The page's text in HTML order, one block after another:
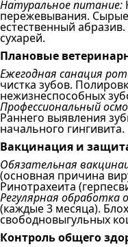
Натуральное питание:
пережевывания.
естественный
сухарей.
Плановые
Ежегодная санация
чистка зубов.
нежизнеспособных
Профессиональный
Раннего выявления
начального гингивита.
Вакцинация и
Обязательная
(основная причина
Ринотрахеита
Регулярная обработка
(каждые 3 месяца).
свободновыгульных
Контроль общего